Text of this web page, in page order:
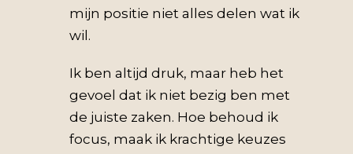
mijn positie niet alles delen wat ik
wil.
Ik ben altijd druk, maar heb het
gevoel dat ik niet bezig ben met
de juiste zaken. Hoe behoud ik
focus, maak ik krachtige keuzes